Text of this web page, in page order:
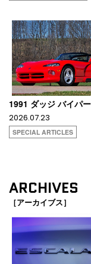
1991 ダッジ バイパ
2026.07.23
SPECIAL ARTICLES
ARCHIVES
［アーカイブス］